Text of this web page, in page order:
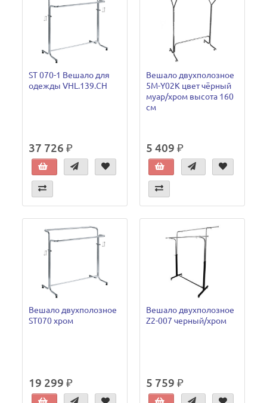
ST 070-1 Вешало для
одежды VHL.139.CH
37 726 ₽
Вешало двухполозное
5М-Y02K цвет чёрный
муар/хром высота 160
см
5 409 ₽
Вешало двухполозное
ST070 хром
19 299 ₽
Вешало двухполозное
Z2-007 черный/хром
5 759 ₽